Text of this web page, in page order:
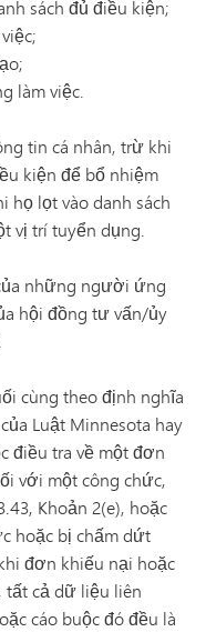
sách đủ điều kiện;
làm việc.
tin cá nhân, trừ khi
kiện để bổ nhiệm
họ lọt vào danh sách
vị trí tuyển dụng.
những người ứng
hội đồng tư vấn/ủy
cùng theo định nghĩa
Luật Minnesota hay
điều tra về một đơn
với một công chức,
Khoản 2(e), hoặc
hoặc bị chấm dứt
đơn khiếu nại hoặc
tất cả dữ liệu liên
cáo buộc đó đều là